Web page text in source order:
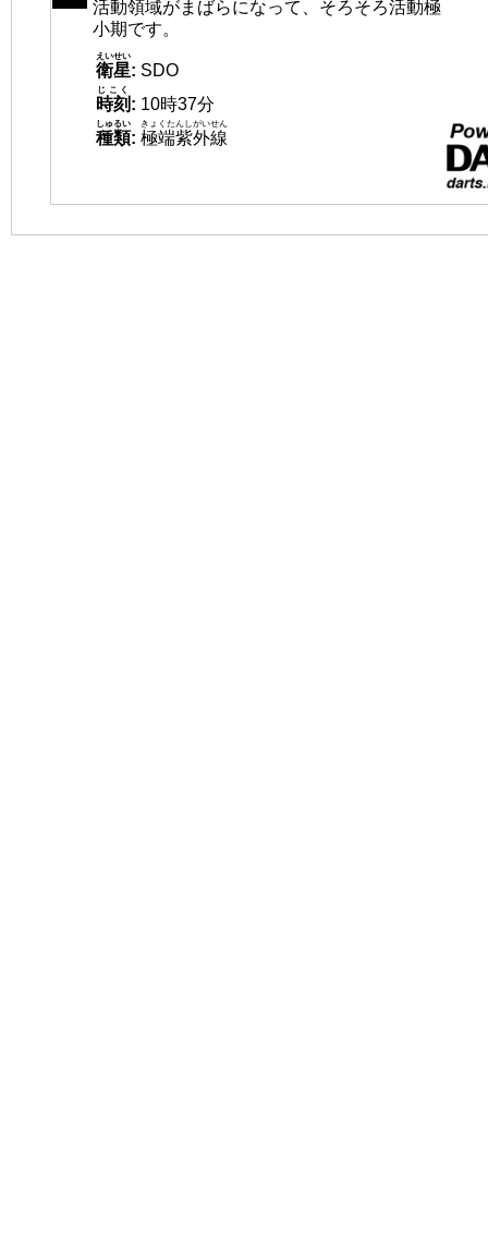
活動領域がまばらになって、そろそろ活動極
小期です。
衛星
えいせい
: SDO
時刻
じこく
: 10時37分
種類
しゅるい
: 極端紫外線
きょくたんしがいせん